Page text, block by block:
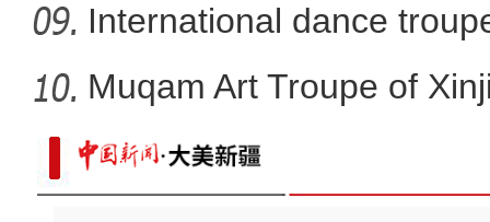
“祖国情·中华行”新疆青少
International dance
Muqam Art Troupe of